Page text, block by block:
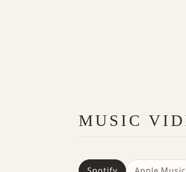
MUSIC